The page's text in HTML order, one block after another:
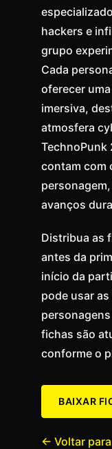
hackers e
grupo
Cada
oferecer
imersiva,
atmosfera
TechnoPunk
contam com
avanços
Distribua as
antes da
início da
pode usar
fichas são
conforme o
BAIXAR
← Voltar